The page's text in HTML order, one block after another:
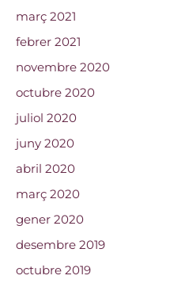
març 2021
febrer 2021
novembre 2020
octubre 2020
juliol 2020
juny 2020
abril 2020
març 2020
gener 2020
desembre 2019
octubre 2019